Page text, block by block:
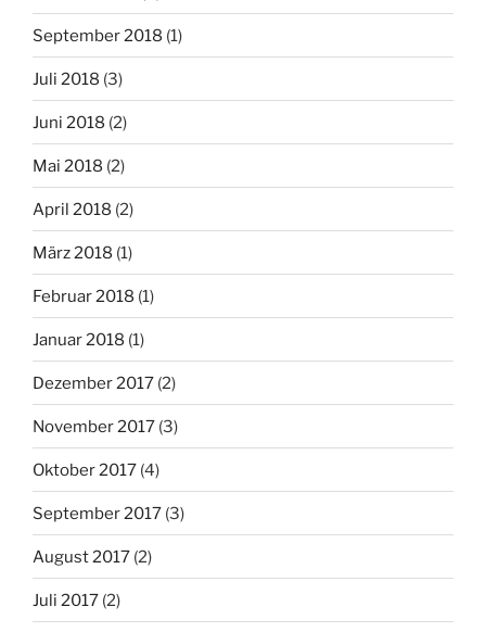
September 2018 (1)
Juli 2018 (3)
Juni 2018 (2)
Mai 2018 (2)
April 2018 (2)
März 2018 (1)
Februar 2018 (1)
Januar 2018 (1)
Dezember 2017 (2)
November 2017 (3)
Oktober 2017 (4)
September 2017 (3)
August 2017 (2)
Juli 2017 (2)